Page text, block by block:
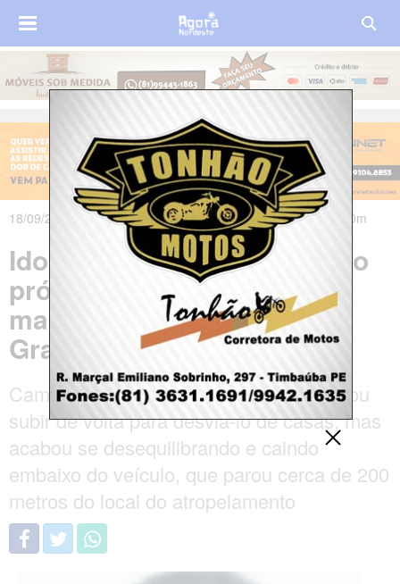
18/09/2023 às 18h00m - Atualizado em 19/09/2023 às 07h50m
Idoso morre atropelado pelo
próprio caminhão durante
manutenção em Campina
Grande
Caminhão perdeu o freio e a vítima tentou
subir de volta para desviá-lo de casas, mas
acabou se desequilibrando e caindo
embaixo do veículo, que parou cerca de 200
metros do local do atropelamento